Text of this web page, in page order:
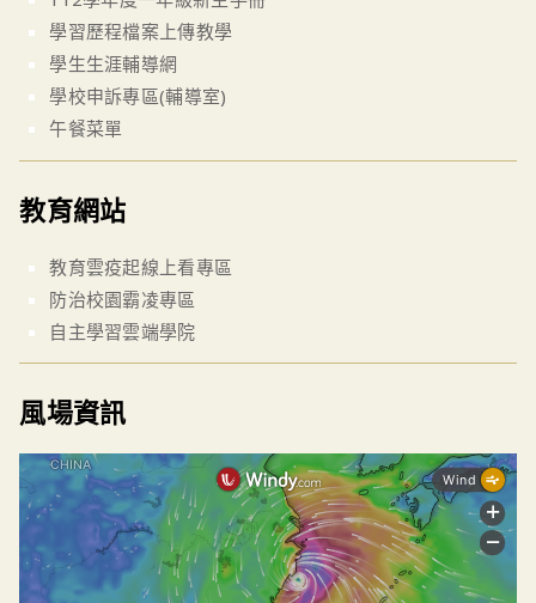
學習歷程檔案上傳教學
學生生涯輔導網
學校申訴專區(輔導室)
午餐菜單
教育網站
教育雲疫起線上看專區
防治校園霸凌專區
自主學習雲端學院
風場資訊